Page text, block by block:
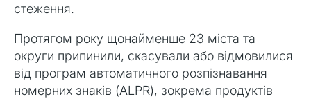
стеження.
Протягом року щонайменше 23 міста та
округи припинили, скасували або відмовилися
від програм автоматичного розпізнавання
номерних знаків (ALPR), зокрема продуктів